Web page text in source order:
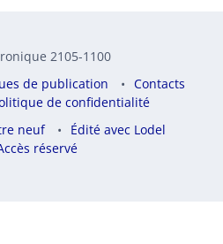
2105-1100
de publication
Contacts
de confidentialité
neuf
Édité avec Lodel
réservé